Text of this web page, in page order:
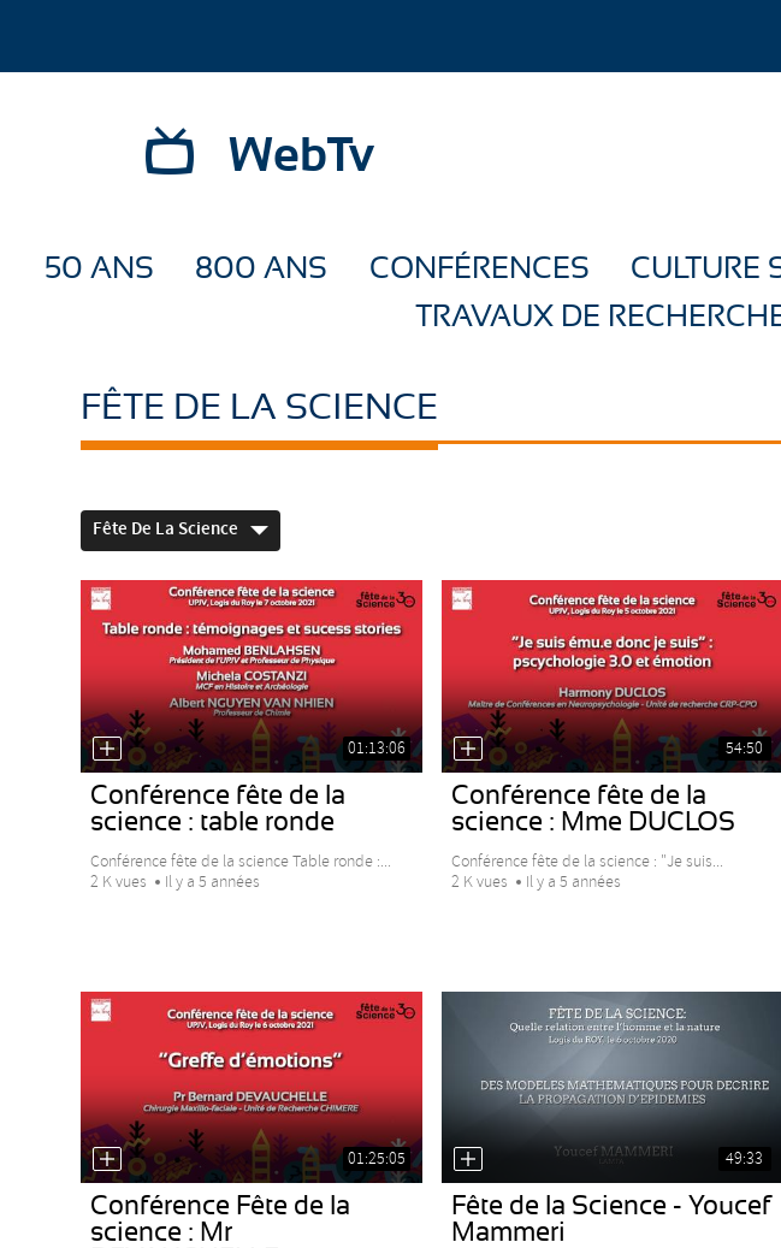
WebTv
50 ANS 800 ANS CONFÉRENCES CULTURE
TRAVAUX DE
FÊTE DE LA SCIENCE
Fête De La Science
01:13:06
Conférence fête de la
science : table ronde
Conférence fête de la science Table ronde :...
2 K vues
Il y a 5 années
54:50
Conférence fête de la
science : Mme DUCLOS
Conférence fête de la science : "Je suis...
2 K vues
Il y a 5 années
01:25:05
Conférence Fête de la
science : Mr
49:33
Fête de la Science - Youcef
Mammeri